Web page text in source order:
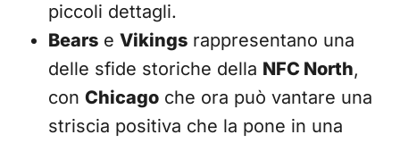
piccoli dettagli.
Bears e Vikings rappresentano una
delle sfide storiche della NFC North,
con Chicago che ora può vantare una
striscia positiva che la pone in una